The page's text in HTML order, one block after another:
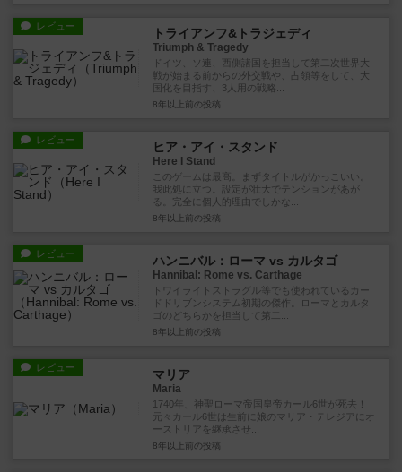
レビュー トライアンフ&トラジェディ
Triumph & Tragedy
ドイツ、ソ連、西側諸国を担当して第二次世界大
戦が始まる前からの外交戦や、占領等をして、大
国化を目指す、3人用の戦略...
8年以上前 の投稿
レビュー ヒア・アイ・スタンド
Here I Stand
このゲームは最高。まずタイトルがかっこいい。
我此処に立つ。設定が壮大でテンションがあが
る。完全に個人的理由でしかな...
8年以上前 の投稿
レビュー ハンニバル：ローマ vs カルタゴ
Hannibal: Rome vs. Carthage
トワイライトストラグル等でも使われているカー
ドドリブンシステム初期の傑作。ローマとカルタ
ゴのどちらかを担当して第二...
8年以上前 の投稿
レビュー マリア
Maria
1740年、神聖ローマ帝国皇帝カール6世が死去！
元々カール6世は生前に娘のマリア・テレジアにオ
ーストリアを継承させ...
8年以上前 の投稿